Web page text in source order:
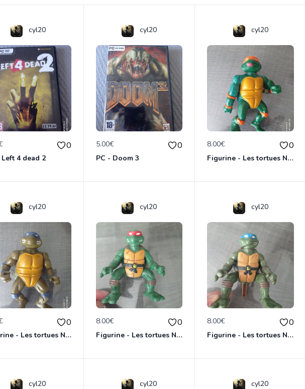
cyl20
0
Left 4 dead 2
cyl20
5.00€ 0
PC - Doom 3
cyl20
8.00€ 0
Figurine - Les tortues Ninja - Michaelangelo
cyl20
0
Figurine - Les tortues Ninja - Donatello
cyl20
8.00€ 0
Figurine - Les tortues Ninja - Raphael
cyl20
8.00€ 0
Figurine - Les tortues Ninja - Leonardo
cyl20 cyl20 cyl20